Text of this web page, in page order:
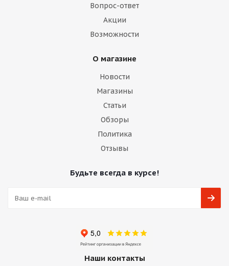
Вопрос-ответ
Акции
Возможности
О магазине
Новости
Магазины
Статьи
Обзоры
Политика
Отзывы
Будьте всегда в курсе!
Наши контакты